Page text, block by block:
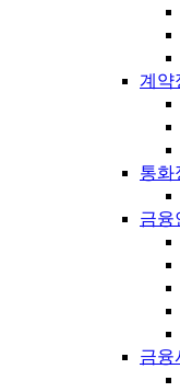
계약
통화
금융
금융